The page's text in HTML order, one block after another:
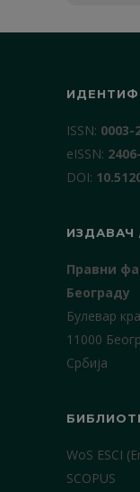
ISSN: 0003-
еISSN:
DOI:
ИЗДАВАЧ
Правни
Београду
Булевар
11000
Србија
WoS ESCI
SCOPUS